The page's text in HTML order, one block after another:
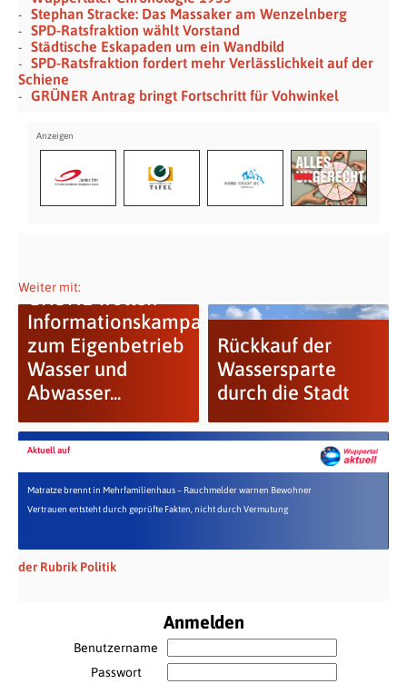
Stephan Stracke: Das Massaker am Wenzelnberg
SPD-Ratsfraktion wählt Vorstand
Städtische Eskapaden um ein Wandbild
SPD-Ratsfraktion fordert mehr Verlässlichkeit auf der
Schiene
GRÜNER Antrag bringt Fortschritt für Vohwinkel
Weiter mit:
GRÜNE wollen
Informationskampagne
zum Eigenbetrieb
Wasser und
Abwasser...
Rückkauf der
Wassersparte
durch die Stadt
Aktuell auf
Matratze brennt in Mehrfamilienhaus – Rauchmelder warnen Bewohner
Vertrauen entsteht durch geprüfte Fakten, nicht durch Vermutung
der Rubrik Politik
Anmelden
Benutzername
Passwort